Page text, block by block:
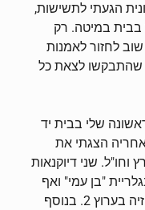
כרונית הגעתי לתשישות,
בבית במיטה. רק
לחזור לאמנות
שהתבקשו לצאת כל
שלי בבית יד
הצגתי את
וחו"ל. שני דיוקנאות
"בן עמי" ואף
זכו להופיע בעיתונים ובתכנית הטלוויזיה בערוץ 2. בנוסף